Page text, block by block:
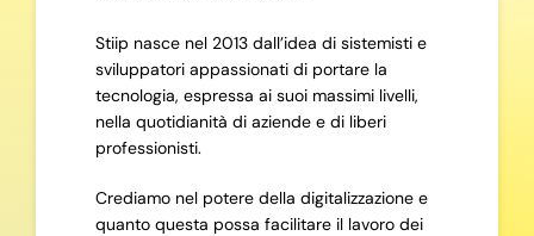
Stiip nasce nel 2013 dall’idea di sistemisti e
sviluppatori appassionati di portare la
tecnologia, espressa ai suoi massimi livelli,
nella quotidianità di aziende e di liberi
professionisti.
Crediamo nel potere della digitalizzazione e
quanto questa possa facilitare il lavoro dei